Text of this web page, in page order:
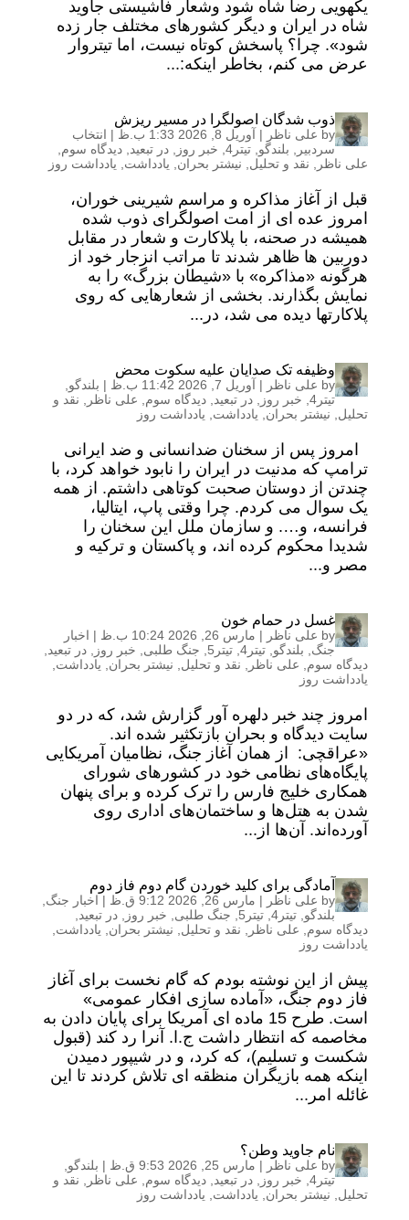
یکهویی رضا شاه شود وشعار فاشیستی جاوید
شاه در ایران و دیگر کشورهای مختلف جار زده
شود». چرا؟ پاسخش کوتاه نیست، اما تیتروار
عرض می کنم، بخاطر اینکه:...
ذوب شدگان اصولگرا در مسیر ریزش
by علی ناظر | آوریل 8, 2026 1:33 ب.ظ | انتخاب
سردبیر
بلندگو تیتر4 , خبر روز در تبعید دیدگاه سوم
علی ناظر
نقد و تحلیل نیشتر بحران یادداشت یادداشت روز
قبل از آغاز مذاکره و مراسم شیرینی خوران،
امروز عده ای از امت اصولگرای ذوب شده
همیشه در صحنه، با پلاکارت و شعار در مقابل
دوربین ها ظاهر شدند تا مراتب انزجار خود از
هرگونه «مذاکره» با «شیطان بزرگ» را به
نمایش بگذارند. بخشی از شعارهایی که روی
پلاکارتها دیده می شد، در...
وظیفه تک صدایان علیه سکوت محض
by علی ناظر | آوریل 7, 2026 11:42 ب.ظ | بلندگو
تیتر4
, خبر روز در تبعید دیدگاه سوم علی ناظر
نقد و
تحلیل
نیشتر بحران یادداشت یادداشت روز
امروز پس از سخنان ضدانسانی و ضد ایرانی
ترامپ که مدنیت در ایران را نابود خواهد کرد، با
چندتن از دوستان صحبت کوتاهی داشتم. از همه
یک سوال می کردم. چرا وقتی پاپ، ایتالیا،
فرانسه، و…. و سازمان ملل این سخنان را
شدیدا محکوم کرده اند، و پاکستان و ترکیه و
مصر و...
غسل در حمام خون
by علی ناظر | مارس 26, 2026 10:24 ب.ظ | اخبار
جنگ
بلندگو تیتر4 , تیتر5 جنگ طلبی خبر روز در تبعید
دیدگاه سوم
علی ناظر نقد و تحلیل نیشتر بحران یادداشت
یادداشت روز
امروز چند خبر دلهره آور گزارش شد، که در دو
سایت دیدگاه و بحران بازتکثیر شده اند.
«عراقچی: از همان آغاز جنگ، نظامیان آمریکایی
پایگاه‌های نظامی خود در کشورهای شورای
همکاری خلیج فارس را ترک کرده و برای پنهان
شدن به هتل‌ها و ساختمان‌های اداری روی
آورده‌اند. آن‌ها از...
آمادگی برای کلید خوردن گام دوم فاز دوم
by علی ناظر | مارس 26, 2026 9:12 ق.ظ | اخبار جنگ
بلندگو تیتر4 , تیتر5 جنگ طلبی خبر روز در تبعید
دیدگاه سوم
علی ناظر نقد و تحلیل نیشتر بحران یادداشت
یادداشت روز
پیش از این نوشته بودم که گام نخست برای آغاز
فاز دوم جنگ، «آماده سازی افکار عمومی»
است. طرح 15 ماده ای آمریکا برای پایان دادن به
مخاصمه که انتظار داشت ج.ا. آنرا رد کند (قبول
شکست و تسلیم)، که کرد، و در شیپور دمیدن
اینکه همه بازیگران منظقه ای تلاش کردند تا این
غائله امر...
نام جاوید وطن؟
by علی ناظر | مارس 25, 2026 9:53 ق.ظ | بلندگو
تیتر4
, خبر روز در تبعید دیدگاه سوم علی ناظر
نقد و
تحلیل
نیشتر بحران یادداشت یادداشت روز